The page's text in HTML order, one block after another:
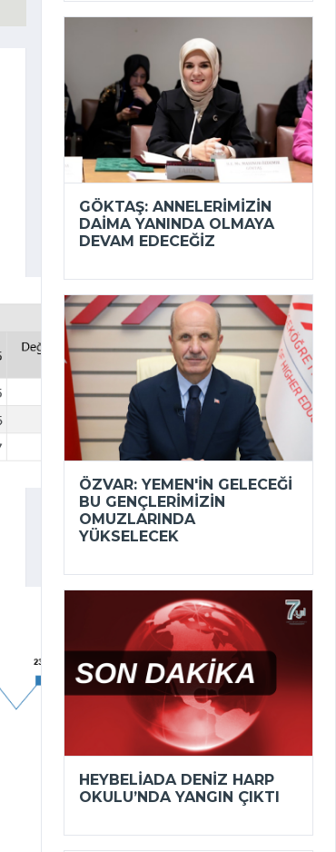
GÖKTAŞ: ANNELERIMIZIN
DAIMA YANINDA OLMAYA
DEVAM EDECEĞIZ
ÖZVAR: YEMEN'IN GELECEĞI
BU GENÇLERIMIZIN
OMUZLARINDA
YÜKSELECEK
HEYBELIADA DENIZ HARP
OKULU’NDA YANGIN ÇIKTI